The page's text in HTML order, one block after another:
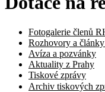
Fotogalerie členů
Rozhovory a
Avíza a pozvánky
Aktuality z Prahy
Tiskové zprávy
Archiv tiskových